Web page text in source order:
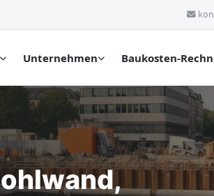
Unternehmen Baukosten-